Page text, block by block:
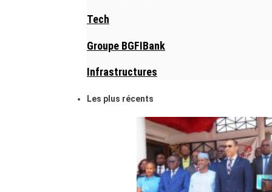
Tech
Groupe BGFIBank
Infrastructures
Les plus récents